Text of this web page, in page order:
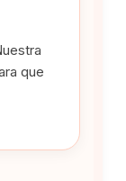
que